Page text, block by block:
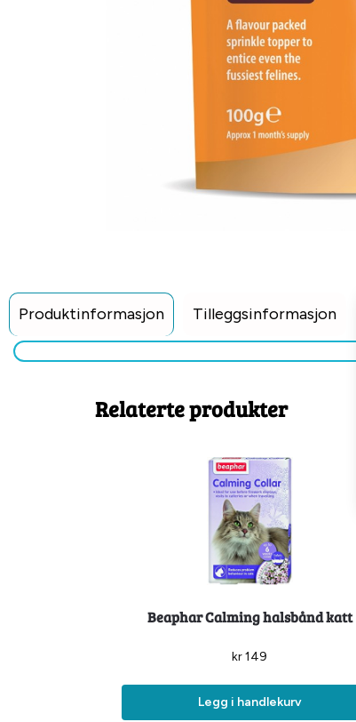
Produktinformasjon Tilleggsinformasjon
Relaterte produkter
Beaphar Calming halsbånd katt
kr149
Legg i handlekurv